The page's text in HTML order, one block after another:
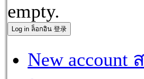
empty.
New